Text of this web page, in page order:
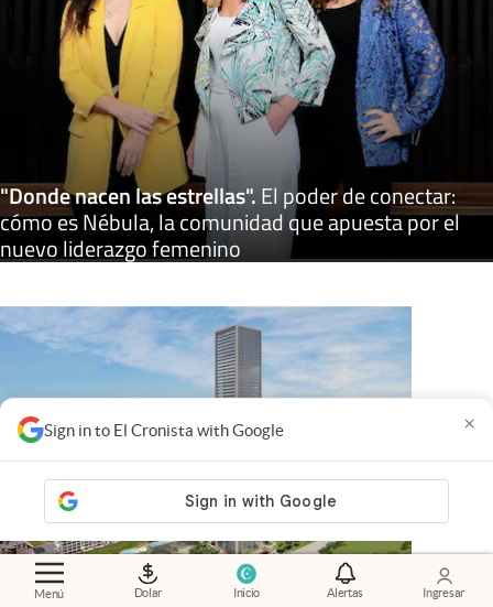
Menú Dolar Inicio Alertas Ingresar
Sign in to El Cronista with Google ×
"Donde nacen las estrellas".El poder de conectar:
cómo es Nébula, la comunidad que apuesta por el
nuevo liderazgo femenino